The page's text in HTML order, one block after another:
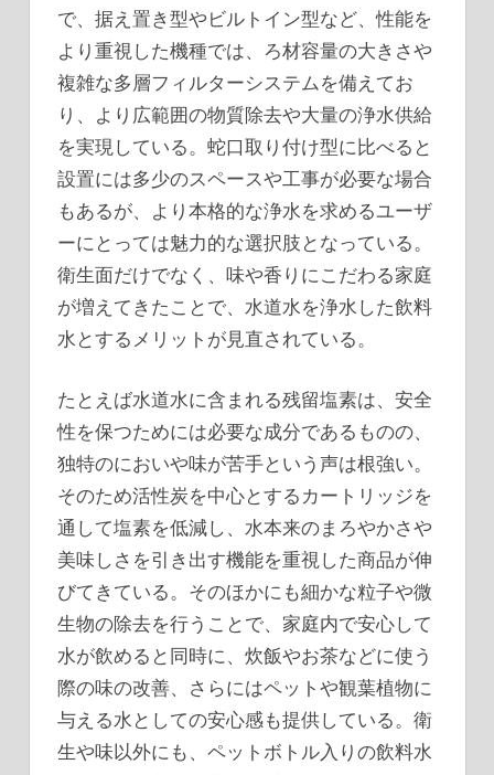
で、据え置き型やビルトイン型など、性能を
より重視した機種では、ろ材容量の大きさや
複雑な多層フィルターシステムを備えてお
り、より広範囲の物質除去や大量の浄水供給
を実現している。蛇口取り付け型に比べると
設置には多少のスペースや工事が必要な場合
もあるが、より本格的な浄水を求めるユーザ
ーにとっては魅力的な選択肢となっている。
衛生面だけでなく、味や香りにこだわる家庭
が増えてきたことで、水道水を浄水した飲料
水とするメリットが見直されている。
たとえば水道水に含まれる残留塩素は、安全
性を保つためには必要な成分であるものの、
独特のにおいや味が苦手という声は根強い。
そのため活性炭を中心とするカートリッジを
通して塩素を低減し、水本来のまろやかさや
美味しさを引き出す機能を重視した商品が伸
びてきている。そのほかにも細かな粒子や微
生物の除去を行うことで、家庭内で安心して
水が飲めると同時に、炊飯やお茶などに使う
際の味の改善、さらにはペットや観葉植物に
与える水としての安心感も提供している。衛
生や味以外にも、ペットボトル入りの飲料水